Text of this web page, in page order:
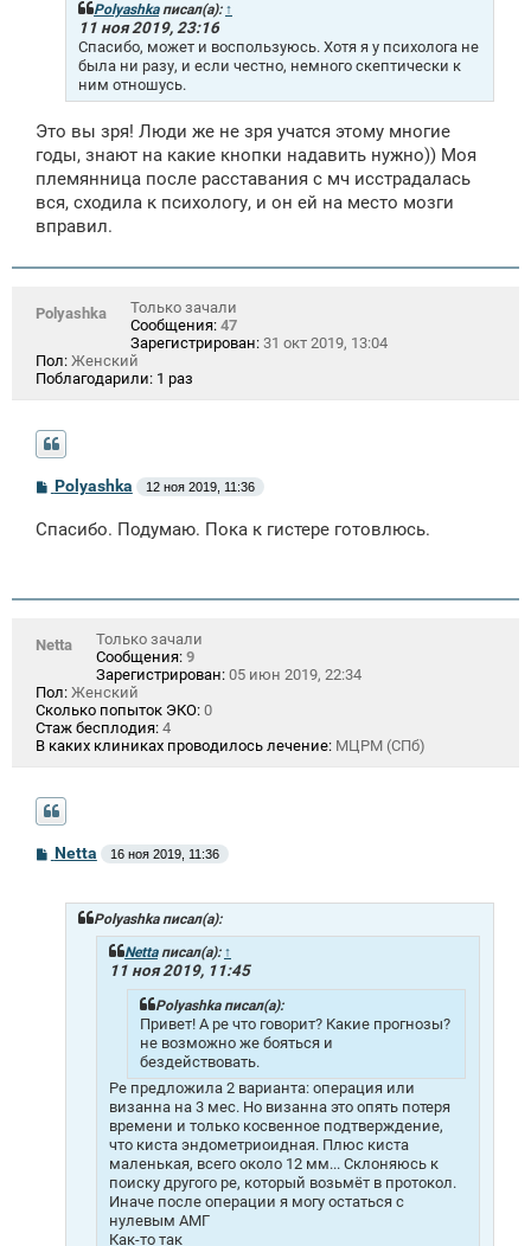
Polyashkaписал(а): ↑
11 ноя 2019, 23:16
Спасибо, может и воспользуюсь. Хотя я у психолога не
была ни разу, и если честно, немного скептически к
ним отношусь.
Это вы зря! Люди же не зря учатся этому многие
годы, знают на какие кнопки надавить нужно)) Моя
племянница после расставания с мч исстрадалась
вся, сходила к психологу, и он ей на место мозги
вправил.
Polyashka
Только зачали
Сообщения: 47
Зарегистрирован: 31 окт 2019, 13:04
Пол: Женский
Поблагодарили: 1 раз
С
б
и
Polyashka 12 ноя 2019, 11:36
Спасибо. Подумаю. Пока к гистере готовлюсь.
Netta
Только зачали
Сообщения: 9
Зарегистрирован: 05 июн 2019, 22:34
Пол: Женский
Сколько попыток ЭКО: 0
Стаж бесплодия: 4
В каких клиниках проводилось лечение: МЦРМ (СПб)
СNetta 16 ноя 2019, 11:36
Polyashka писал(а):
Nettaписал(а): ↑
11 ноя 2019, 11:45
Polyashka писал(а):
Привет! А ре что говорит? Какие прогнозы?
не возможно же бояться и
бездействовать.
Ре предложила 2 варианта: операция или
визанна на 3 мес. Но визанна это опять потеря
времени и только косвенное подтверждение,
что киста эндометриоидная. Плюс киста
маленькая, всего около 12 мм... Склоняюсь к
поиску другого ре, который возьмёт в протокол.
Иначе после операции я могу остаться с
нулевым АМГ
Как-то так